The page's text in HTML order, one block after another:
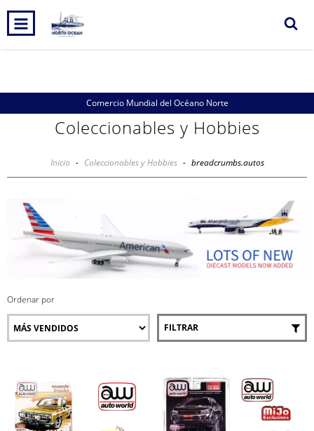
INICIO 0
Comercio Mundial del Océano Norte
Coleccionables y Hobbies
Inicio - Coleccionables y Hobbies - breadcrumbs.autos
Ordenar por
FILTRAR